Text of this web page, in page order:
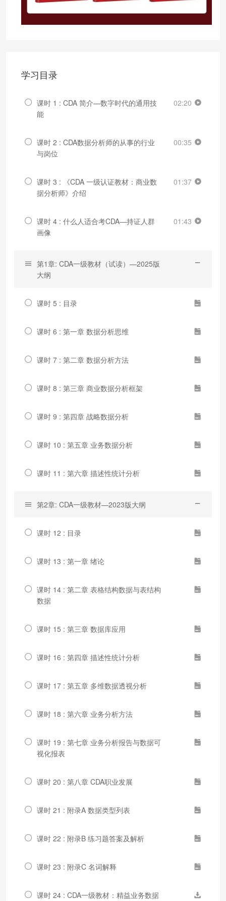
学习目录
课时 1 : CDA 简介—数字时代的通用技
能
02:20
课时 2 : CDA数据分析师的从事的行业
与岗位
00:35
课时 3 : 《CDA 一级认证教材：商业数
据分析师》介绍
01:37
课时 4 : 什么人适合考CDA—持证人群
画像
01:43
第1章: CDA一级教材（试读）—2025版
大纲
课时 5 : 目录
课时 6 : 第一章 数据分析思维
课时 7 : 第二章 数据分析方法
课时 8 : 第三章 商业数据分析框架
课时 9 : 第四章 战略数据分析
课时 10 : 第五章 业务数据分析
课时 11 : 第六章 描述性统计分析
第2章: CDA一级教材—2023版大纲
课时 12 : 目录
课时 13 : 第一章 绪论
课时 14 : 第二章 表格结构数据与表结构
数据
课时 15 : 第三章 数据库应用
课时 16 : 第四章 描述性统计分析
课时 17 : 第五章 多维数据透视分析
课时 18 : 第六章 业务分析方法
课时 19 : 第七章 业务分析报告与数据可
视化报表
课时 20 : 第八章 CDA职业发展
课时 21 : 附录A 数据类型列表
课时 22 : 附录B 练习题答案及解析
课时 23 : 附录C 名词解释
课时 24 : CDA一级教材：精益业务数据